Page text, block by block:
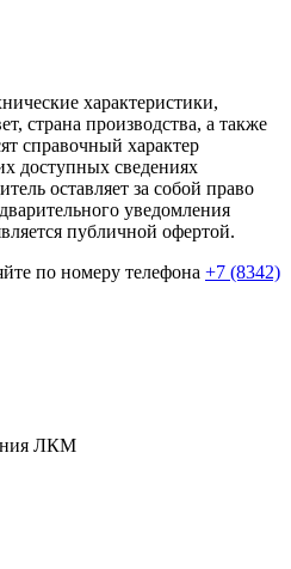
характеристики,
страна производства, а также
справочный характер
доступных сведениях
оставляет за собой право
уведомления
публичной офертой.
по номеру телефона +7 (8342)
ЛКМ